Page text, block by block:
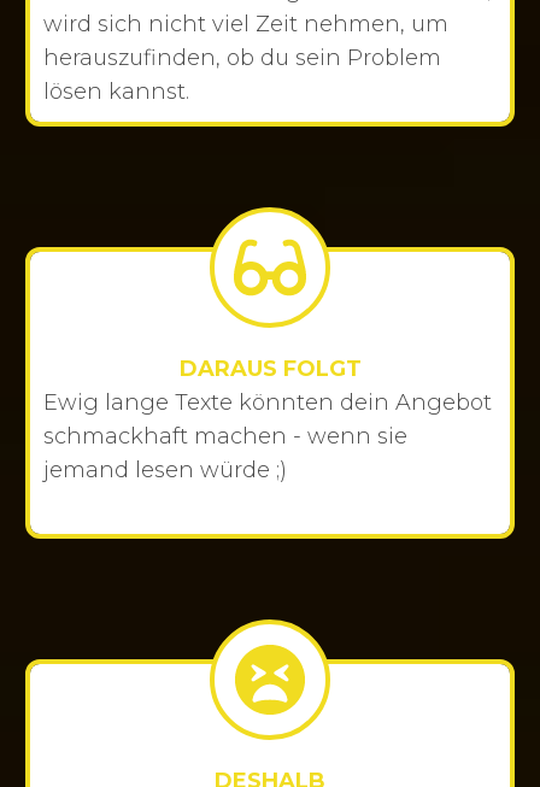
wird sich nicht viel Zeit nehmen, um
herauszufinden, ob du sein Problem
lösen kannst.
DARAUS FOLGT
Ewig lange Texte könnten dein Angebot
schmackhaft machen - wenn sie
jemand lesen würde ;)
DESHALB